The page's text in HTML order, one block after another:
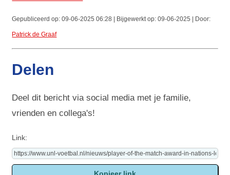
Gepubliceerd op: 09-06-2025 06:28 | Bijgewerkt op: 09-06-2025 | Door:
Patrick de Graaf
Delen
Deel dit bericht via social media met je familie,
vrienden en collega's!
Link: